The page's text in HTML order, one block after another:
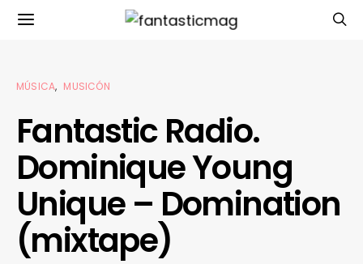
MÚSICA MUSICÓN
Fantastic Radio.
Dominique Young
Unique – Domination
(mixtape)